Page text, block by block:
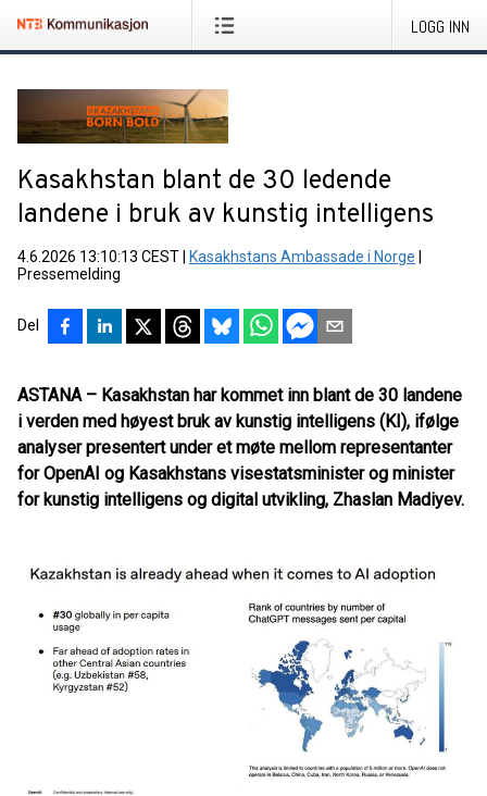
LOGG INN
Kasakhstan blant de 30 ledende
landene i bruk av kunstig intelligens
4.6.2026 13:10:13 CEST Kasakhstans Ambassade i Norge
Pressemelding
Del
ASTANA – Kasakhstan har kommet inn blant de 30 landene
i verden med høyest bruk av kunstig intelligens (KI), ifølge
analyser presentert under et møte mellom representanter
for OpenAI og Kasakhstans visestatsminister og minister
for kunstig intelligens og digital utvikling, Zhaslan Madiyev.